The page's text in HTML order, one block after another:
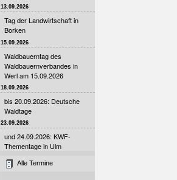
13.09.2026
Tag der Landwirtschaft in
Borken
15.09.2026
Waldbauerntag des
Waldbauernverbandes in
Werl am 15.09.2026
18.09.2026
bis 20.09.2026: Deutsche
Waldtage
23.09.2026
und 24.09.2026: KWF-
Thementage in Ulm
Alle Termine